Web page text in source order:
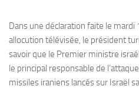
Dans une déclaration faite le mardi
allocution télévisée, le président
savoir que le Premier ministre
le principal responsable de
missiles iraniens lancés sur Israël